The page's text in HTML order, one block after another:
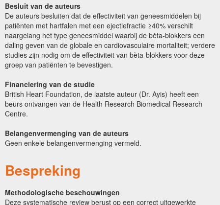
Besluit van de auteurs
De auteurs besluiten dat de effectiviteit van geneesmiddelen bij
patiënten met hartfalen met een ejectiefractie ≥40% verschilt
naargelang het type geneesmiddel waarbij de bèta-blokkers een
daling geven van de globale en cardiovasculaire mortaliteit; verdere
studies zijn nodig om de effectiviteit van bèta-blokkers voor deze
groep van patiënten te bevestigen.
Financiering van de studie
British Heart Foundation, de laatste auteur (Dr. Ayis) heeft een
beurs ontvangen van de Health Research Biomedical Research
Centre.
Belangenvermenging van de auteurs
Geen enkele belangenvermenging vermeld.
Bespreking
Methodologische beschouwingen
Deze systematische review berust op een correct uitgewerkte